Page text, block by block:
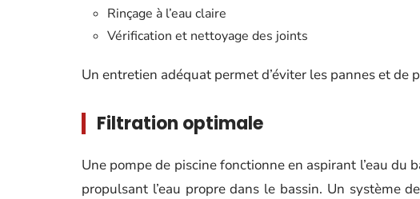
Rinçage à l’eau claire
Vérification et nettoyage des joints
Un entretien adéquat permet d’éviter les pannes et
Filtration optimale
Une pompe de piscine fonctionne en aspirant l’eau du
propulsant l’eau propre dans le bassin. Un système